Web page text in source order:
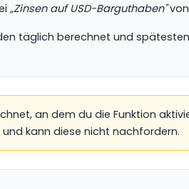
„Zinsen auf USD-Barguthaben"von
täglich berechnet und
an dem du die Funktion
kann diese nicht nachfordern.